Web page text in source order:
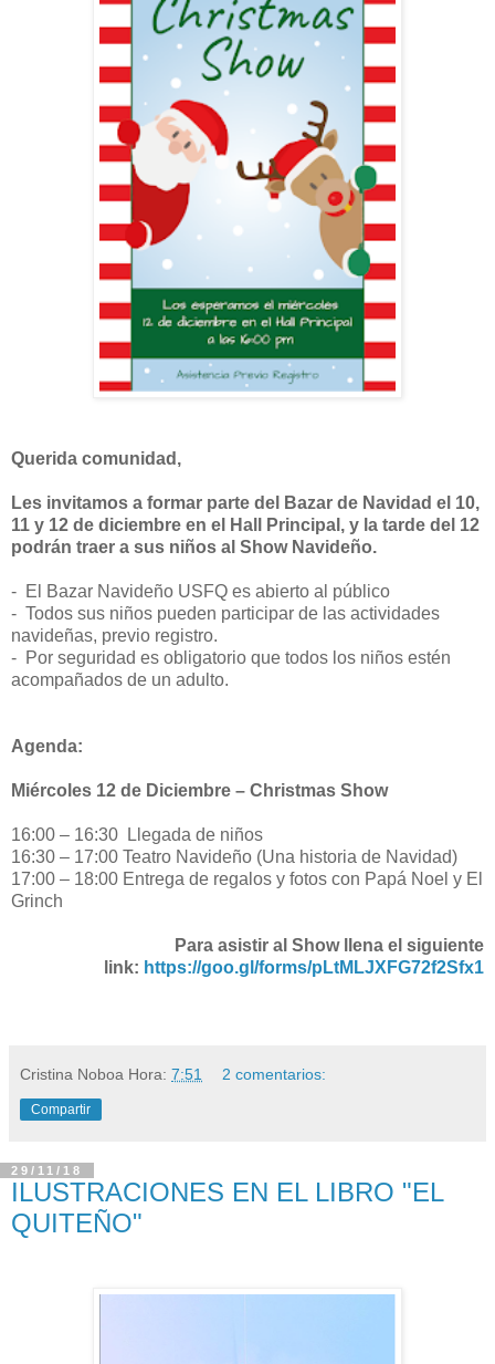
Querida comunidad,
Les invitamos a formar parte del Bazar de Navidad el 10,
11 y 12 de diciembre en el Hall Principal, y la tarde del 12
podrán traer a sus niños al Show Navideño.
- El Bazar Navideño USFQ es abierto al público
- Todos sus niños pueden participar de las actividades
navideñas, previo registro.
- Por seguridad es obligatorio que todos los niños estén
acompañados de un adulto.
Agenda:
Miércoles 12 de Diciembre – Christmas Show
16:00 – 16:30 Llegada de niños
16:30 – 17:00 Teatro Navideño (Una historia de Navidad)
17:00 – 18:00 Entrega de regalos y fotos con Papá Noel y El
Grinch
Para asistir al Show llena el siguiente
link: https://goo.gl/forms/pLtMLJXFG72f2Sfx1
Cristina Noboa Hora: 7:51 2 comentarios:
Compartir
29/11/18
ILUSTRACIONES EN EL LIBRO "EL
QUITEÑO"